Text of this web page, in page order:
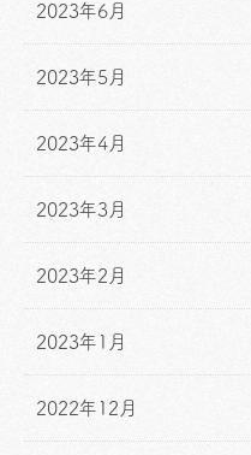
2023年6月
2023年5月
2023年4月
2023年3月
2023年2月
2023年1月
2022年12月